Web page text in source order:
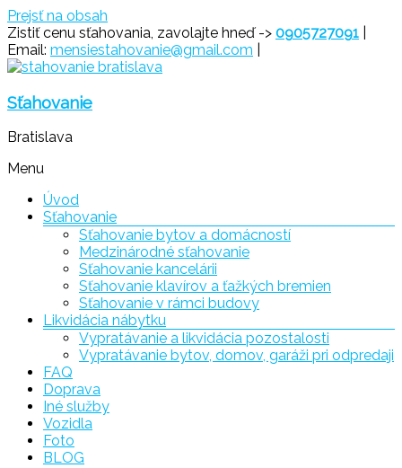
Prejsť na obsah
Zistiť cenu sťahovania, zavolajte hneď -> 0905727091
Email: mensiestahovanie@gmail.com
Sťahovanie
Bratislava
Menu
Úvod
Sťahovanie
Sťahovanie bytov a domácností
Medzinárodné sťahovanie
Sťahovanie kancelárii
Sťahovanie klavírov a ťažkých bremien
Sťahovanie v rámci budovy
Likvidácia nábytku
Vypratávanie a likvidácia pozostalosti
Vypratávanie bytov, domov, garáži pri odpredaji
FAQ
Doprava
Iné služby
Vozidla
Foto
BLOG